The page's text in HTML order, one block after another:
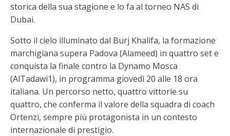
storica della sua stagione e lo fa al torneo NAS di
Dubai.
Sotto il cielo illuminato dal Burj Khalifa, la formazione
marchigiana supera Padova (Alameed) in quattro set e
conquista la finale contro la Dynamo Mosca
(AlTadawi1), in programma giovedì 20 alle 18 ora
italiana. Un percorso netto, quattro vittorie su
quattro, che conferma il valore della squadra di coach
Ortenzi, sempre più protagonista in un contesto
internazionale di prestigio.